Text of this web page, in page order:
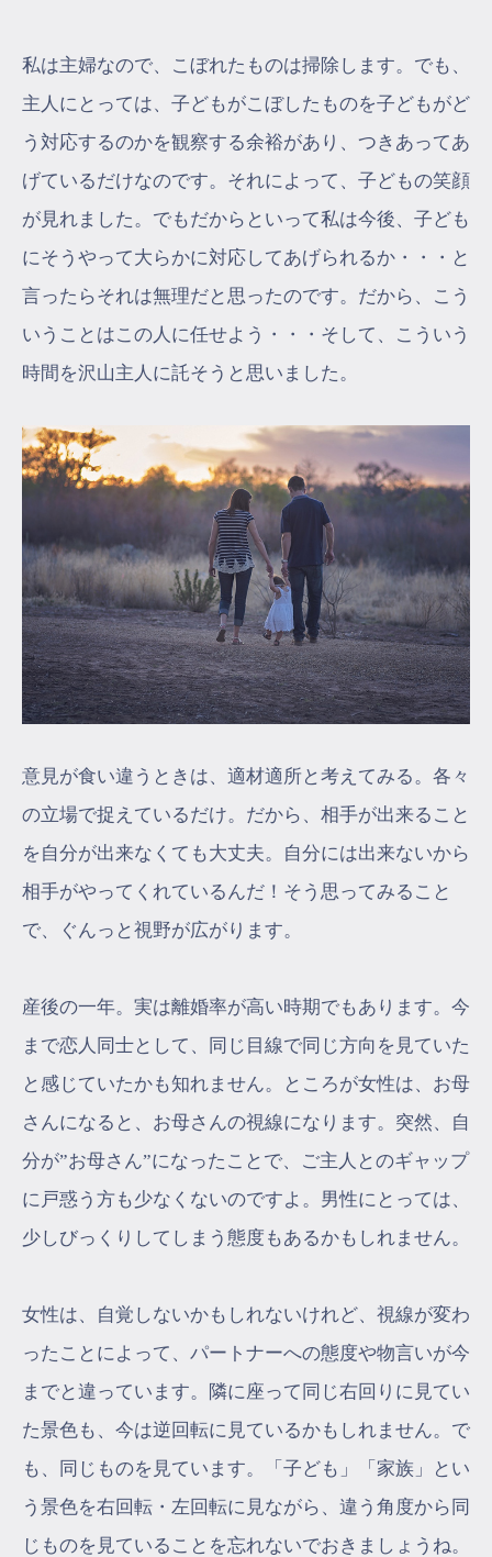
私は主婦なので、こぼれたものは掃除します。でも、
主人にとっては、子どもがこぼしたものを子どもがど
う対応するのかを観察する余裕があり、つきあってあ
げているだけなのです。それによって、子どもの笑顔
が見れました。でもだからといって私は今後、子ども
にそうやって大らかに対応してあげられるか・・・と
言ったらそれは無理だと思ったのです。だから、こう
いうことはこの人に任せよう・・・そして、こういう
時間を沢山主人に託そうと思いました。
意見が食い違うときは、適材適所と考えてみる。各々
の立場で捉えているだけ。だから、相手が出来ること
を自分が出来なくても大丈夫。自分には出来ないから
相手がやってくれているんだ！そう思ってみること
で、ぐんっと視野が広がります。
産後の一年。実は離婚率が高い時期でもあります。今
まで恋人同士として、同じ目線で同じ方向を見ていた
と感じていたかも知れません。ところが女性は、お母
さんになると、お母さんの視線になります。突然、自
分が”お母さん”になったことで、ご主人とのギャップ
に戸惑う方も少なくないのですよ。男性にとっては、
少しびっくりしてしまう態度もあるかもしれません。
女性は、自覚しないかもしれないけれど、視線が変わ
ったことによって、パートナーへの態度や物言いが今
までと違っています。隣に座って同じ右回りに見てい
た景色も、今は逆回転に見ているかもしれません。で
も、同じものを見ています。「子ども」「家族」とい
う景色を右回転・左回転に見ながら、違う角度から同
じものを見ていることを忘れないでおきましょうね。